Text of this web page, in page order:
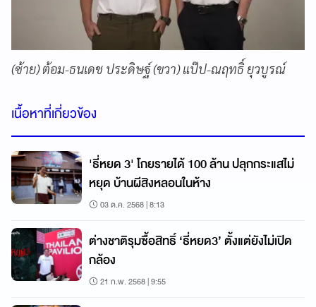
(ซ้าย) ต้อม-ธนเดช ประดิษฐ์ (ขวา) แป๊ป-ณฤทธิ์ ยุวบูรณ์
เนื้อหาที่เกี่ยวข้อง
'ธี่หยด 3' โกยรายได้ 100 ล้าน ปลุกกระแสไม่
หยุด บ้านผีสิงหลอนในห้าง
03 ต.ค. 2568 | 8:13
ต่างชาติรุมซื้อสิทธิ์ ‘ธี่หยด3’ ตั้งแต่ยังไม่เปิด
กล้อง
21 ก.พ. 2568 | 9:55